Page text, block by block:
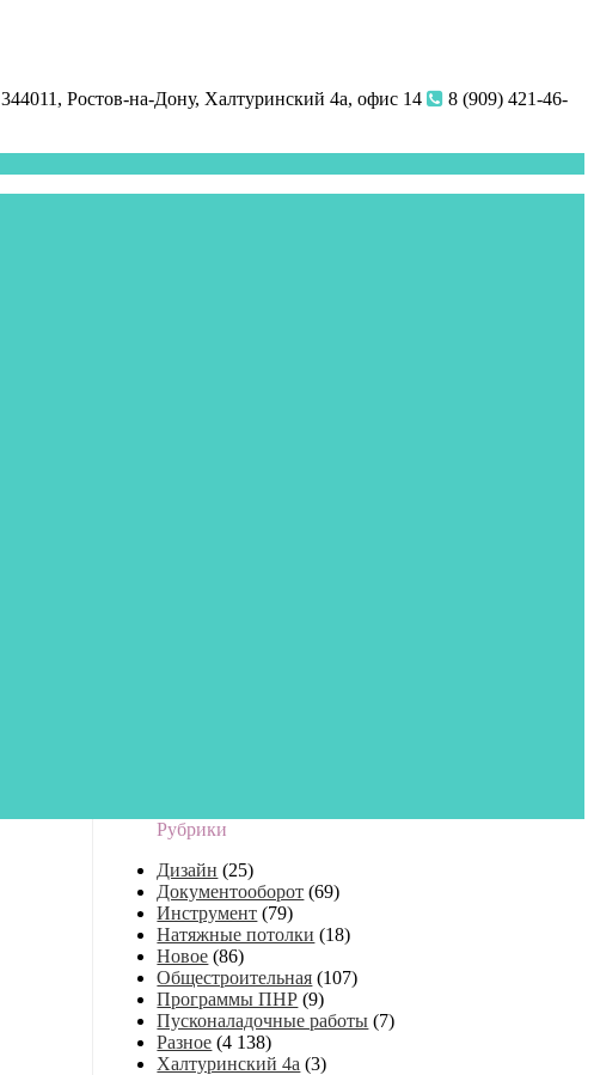
344011, Ростов-на-Дону, Халтуринский 4а, офис 14
8 (909) 421-46-
Рубрики
Дизайн (25)
Документооборот (69)
Инструмент (79)
Натяжные потолки (18)
Новое (86)
Общестроительная (107)
Программы ПНР (9)
Пусконаладочные работы (7)
Разное (4 138)
Халтуринский 4а (3)